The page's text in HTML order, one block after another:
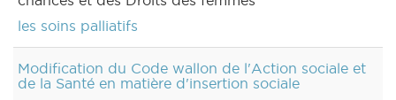
les soins palliatifs
Modification du Code wallon de l'Action sociale et
de la Santé en matière d'insertion sociale